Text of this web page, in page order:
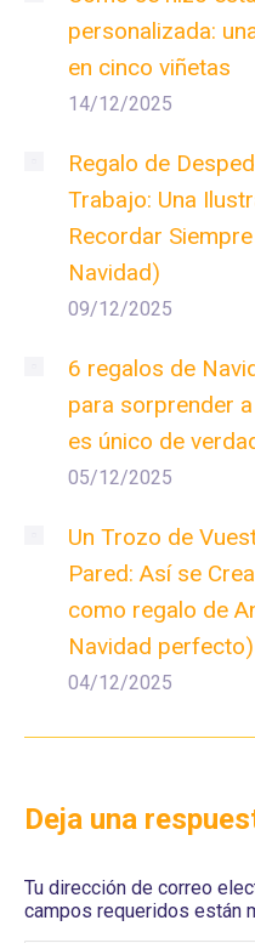
personalizada:
en cinco viñetas
14/12/2025
Regalo de
Trabajo: Una
Recordar
Navidad)
09/12/2025
6 regalos de
para sorprender
es único de
05/12/2025
Un Trozo de
Pared: Así se
como regalo de
Navidad perfecto)
04/12/2025
Deja una
Tu dirección de correo
campos requeridos están